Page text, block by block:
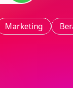
Marketing